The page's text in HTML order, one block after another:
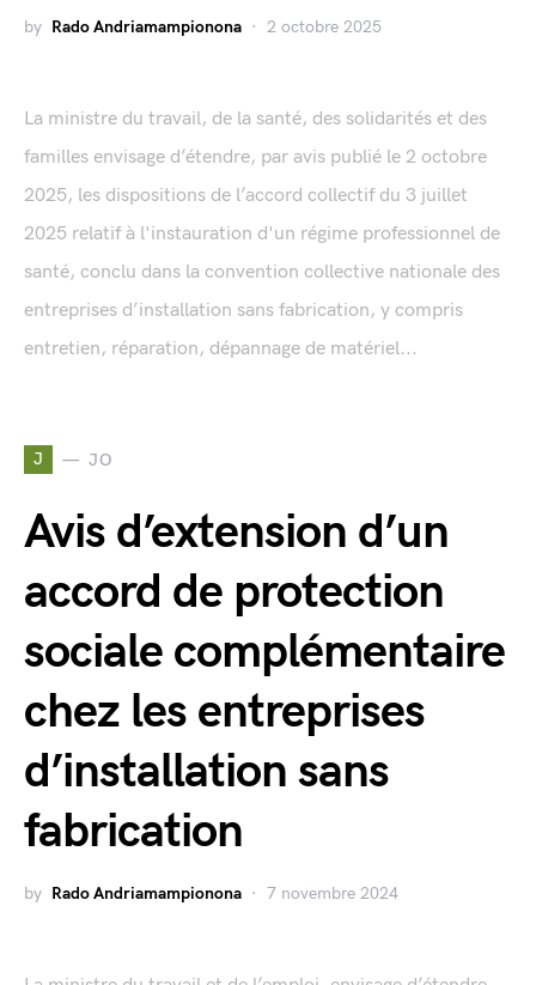
by Rado Andriamampionona 2 octobre 2025
La ministre du travail, de la santé, des solidarités et des
familles envisage d’étendre, par avis publié le 2 octobre
2025, les dispositions de l’accord collectif du 3 juillet
2025 relatif à l'instauration d'un régime professionnel de
santé, conclu dans la convention collective nationale des
entreprises d’installation sans fabrication, y compris
entretien, réparation, dépannage de matériel...
J JO
Avis d’extension d’un
accord de protection
sociale complémentaire
chez les entreprises
d’installation sans
fabrication
by Rado Andriamampionona 7 novembre 2024